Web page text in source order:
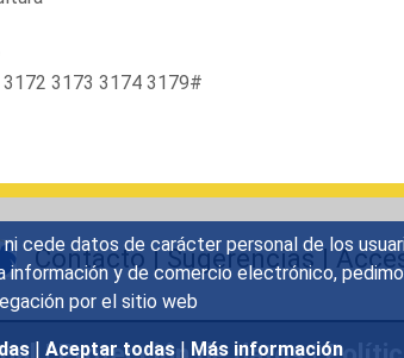
cede datos de carácter personal de los
información y de comercio electrónico,
por el sitio web
| Aceptar todas | Más información
3173 3174 3179#
Contacto|Sugerencias|